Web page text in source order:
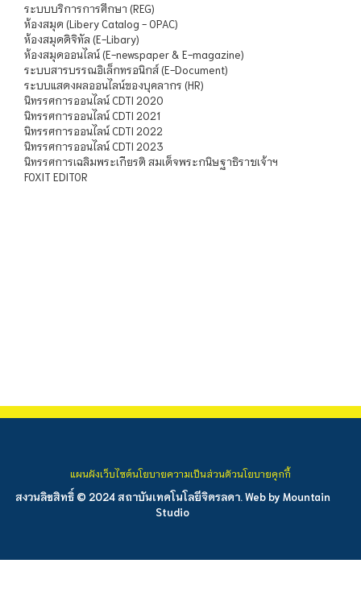
ระบบบริการการศึกษา (REG)
ห้องสมุด (Libery Catalog - OPAC)
ห้องสมุดดิจิทัล (E-Libary)
ห้องสมุดออนไลน์ (E-newspaper & E-magazine)
ระบบสารบรรณอิเล็กทรอนิกส์ (E-Document)
ระบบแสดงผลออนไลน์ของบุคลากร (HR)
นิทรรศการออนไลน์ CDTI 2020
นิทรรศการออนไลน์ CDTI 2021
นิทรรศการออนไลน์ CDTI 2022
นิทรรศการออนไลน์ CDTI 2023
นิทรรศการเฉลิมพระเกียรติ สมเด็จพระกนิษฐาธิราชเจ้าฯ
FOXIT EDITOR
สงวนลิขสิทธิ์ © 2024 สถาบันเทคโนโลยีจิตรลดา. Web by Mountain
Studio
แผนผังเว็บไซต์นโยบายความเป็นส่วนตัวนโยบายคุกกี้